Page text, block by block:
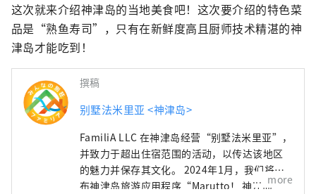
这次就来介绍神津岛的当地美食吧！这次要介绍的特色菜
品是“熟鱼寿司”，只有在新鲜度高且厨师技术精湛的神
津岛才能吃到！
撰稿
别墅法米里亚 <神津岛>
FamiliA LLC 在神津岛经营“别墅法米里亚”，
并致力于超出住宿范围的活动，以传达该地区
的魅力并保存其文化。 2024年1月，我们将发
布神津岛旅游应用程序“Marutto！ 神津岛more